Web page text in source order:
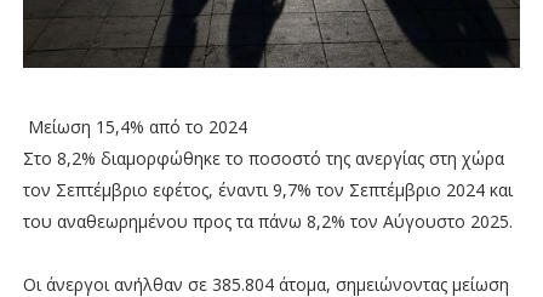
Μείωση 15,4% από το 2024
Στο 8,2% διαμορφώθηκε το ποσοστό της ανεργίας στη χώρα
τον Σεπτέμβριο εφέτος, έναντι 9,7% τον Σεπτέμβριο 2024 και
του αναθεωρημένου προς τα πάνω 8,2% τον Αύγουστο 2025.
Οι άνεργοι ανήλθαν σε 385.804 άτομα, σημειώνοντας μείωση